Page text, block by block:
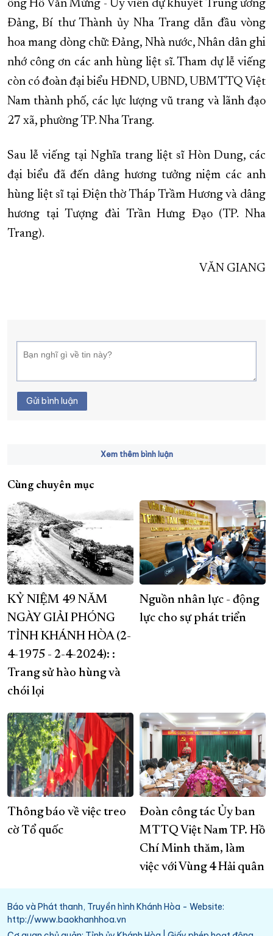
ông Hồ Văn Mừng - Ủy viên dự khuyết Trung ương
Đảng, Bí thư Thành ủy Nha Trang dẫn đầu vòng
hoa mang dòng chữ: Đảng, Nhà nước, Nhân dân ghi
nhớ công ơn các anh hùng liệt sĩ. Tham dự lễ viếng
còn có đoàn đại biểu HĐND, UBND, UBMTTQ Việt
Nam thành phố, các lực lượng vũ trang và lãnh đạo
27 xã, phường TP. Nha Trang.
Sau lễ viếng tại Nghĩa trang liệt sĩ Hòn Dung, các
đại biểu đã đến dâng hương tưởng niệm các anh
hùng liệt sĩ tại Điện thờ Tháp Trầm Hương và dâng
hương tại Tượng đài Trần Hưng Đạo (TP. Nha
Trang).
VĂN GIANG
Gửi bình luận
Xem thêm bình luận
Cùng chuyên mục
KỶ NIỆM 49 NĂM
NGÀY GIẢI PHÓNG
TỈNH KHÁNH HÒA (2-
4-1975 - 2-4-2024): :
Trang sử hào hùng và
chói lọi
Nguồn nhân lực - động
lực cho sự phát triển
Thông báo về việc treo
cờ Tổ quốc
Đoàn công tác Ủy ban
MTTQ Việt Nam TP. Hồ
Chí Minh thăm, làm
việc với Vùng 4 Hải quân
Báo và Phát thanh, Truyền hình Khánh Hòa - Website:
http://www.baokhanhhoa.vn